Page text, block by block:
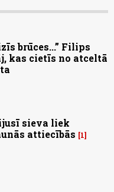
brūces...” Filips
kas cietīs no atceltā
sieva liek
attiecībās
1